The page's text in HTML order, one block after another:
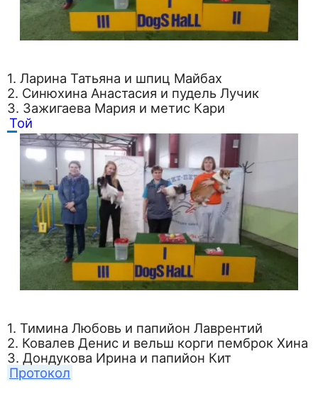
1. Ларина Татьяна и шпиц Майбах
2. Синюхина Анастасия и пудель Лучик
3. Зажигаева Мария и метис Кари
Той
1. Тимина Любовь и папийон Лаврентий
2. Ковалев Денис и вельш корги пемброк Хина
3. Дондукова Ирина и папийон Кит
Протокол